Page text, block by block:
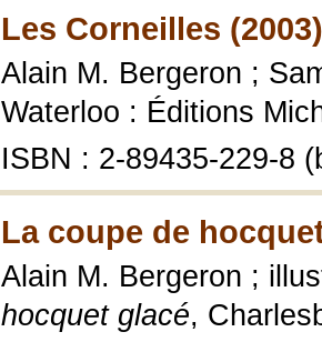
Les Corneilles (2003)
Alain M. Bergeron ;
Waterloo : Éditions
ISBN : 2-89435-229-8
La coupe de
Alain M. Bergeron ;
hocquet glacé,